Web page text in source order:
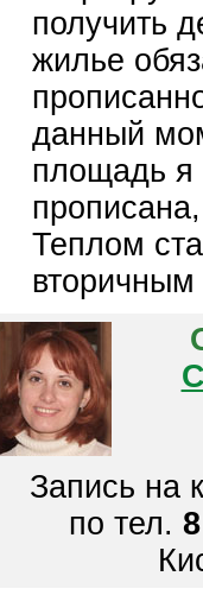
получить
жилье
данный
площадь я
Теплом
Запись на
по тел.